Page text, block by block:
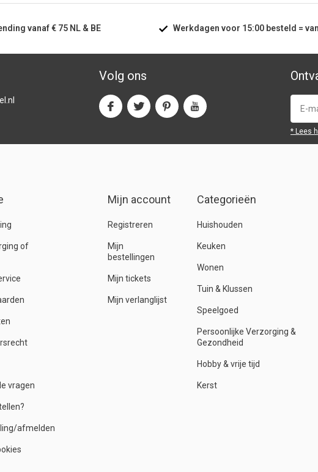
vanaf€ 75 NL & BE Werkdagen voor 15:00besteld =
Volg ons
* Lees
of
vragen
afmelden
Mijn account
Registreren
Mijn
bestellingen
Mijn tickets
Mijn verlanglijst
Categorieën
Huishouden
Keuken
Wonen
Tuin & Klussen
Speelgoed
Persoonlijke Verzorging &
Gezondheid
Hobby & vrije tijd
Kerst